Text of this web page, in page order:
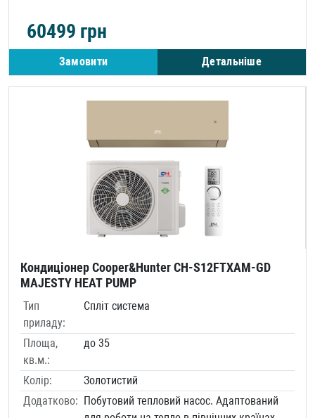
60499 грн
Замовити Детальніше
Кондиціонер Cooper&Hunter CH-S12FTXAM-GD
MAJESTY HEAT PUMP
Тип
приладу:
Спліт система
Площа,
кв.м.:
до 35
Колір:
Золотистий
Додатково: Побутовий тепловий насос. Адаптований